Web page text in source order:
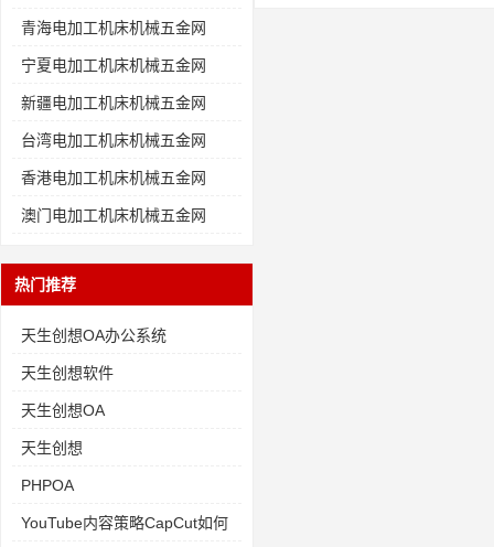
青海电加工机床机械五金网
宁夏电加工机床机械五金网
新疆电加工机床机械五金网
台湾电加工机床机械五金网
香港电加工机床机械五金网
澳门电加工机床机械五金网
热门推荐
天生创想OA办公系统
天生创想软件
天生创想OA
天生创想
PHPOA
YouTube内容策略CapCut如何